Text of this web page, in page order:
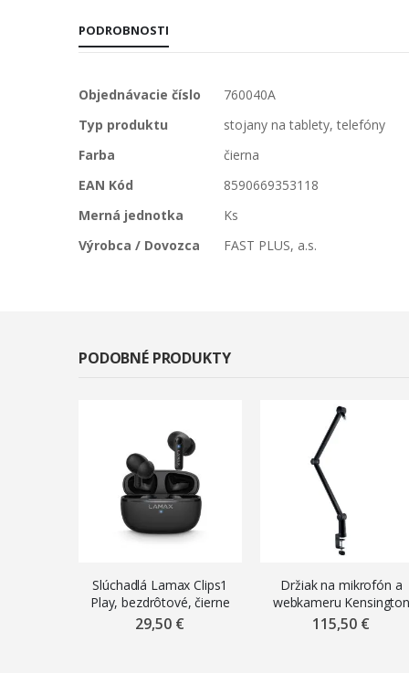
PODROBNOSTI
Viac
Objednávacie číslo
760040A
Typ produktu
stojany na tablety, telefóny
Farba
čierna
EAN Kód
8590669353118
Merná jednotka
Ks
Výrobca / Dovozca
FAST PLUS, a.s.
PODOBNÉ PRODUKTY
Slúchadlá Lamax Clips1
Play, bezdrôtové, čierne
29,50 €
Držiak na mikrofón a
webkameru Kensington
A1020 K87652WW s
pripájaním na hranu stola
115,50 €